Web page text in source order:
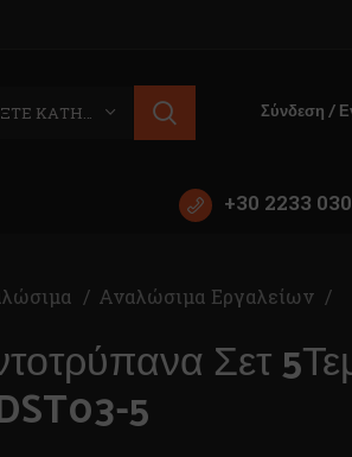
Σύνδεση /
+30 2233
Αναλώσιμα Εργαλείων
Σετ
5